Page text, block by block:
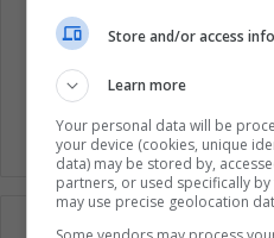
Store and/or access
Learn more
Your personal data will be
your device (cookies, unique
data) may be stored by,
partners, or used specifically
may use precise geolocation